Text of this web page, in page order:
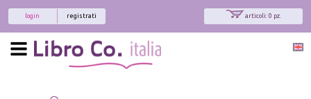
articoli: 0 pz.
registrati
login